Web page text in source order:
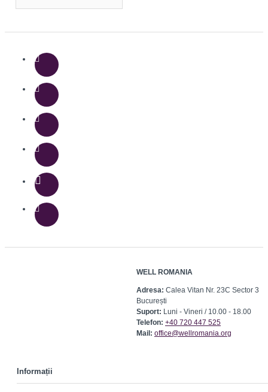
WELL ROMANIA
Adresa: Calea Vitan Nr. 23C Sector 3
București
Suport: Luni - Vineri / 10.00 - 18.00
Telefon: +40 720 447 525
Mail: office@wellromania.org
Informații